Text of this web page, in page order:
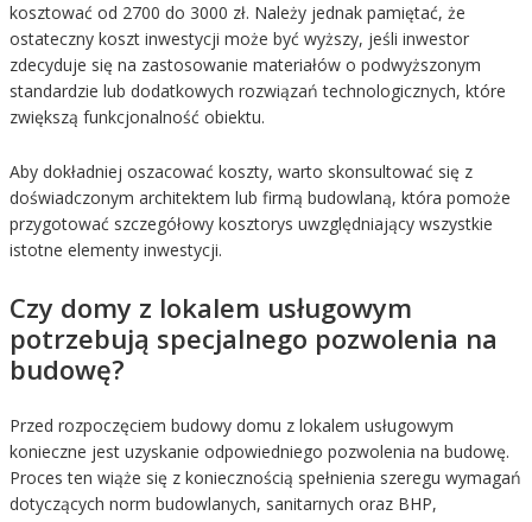
kosztować od 2700 do 3000 zł. Należy jednak pamiętać, że
ostateczny koszt inwestycji może być wyższy, jeśli inwestor
zdecyduje się na zastosowanie materiałów o podwyższonym
standardzie lub dodatkowych rozwiązań technologicznych, które
zwiększą funkcjonalność obiektu.
Aby dokładniej oszacować koszty, warto skonsultować się z
doświadczonym architektem lub firmą budowlaną, która pomoże
przygotować szczegółowy kosztorys uwzględniający wszystkie
istotne elementy inwestycji.
Czy domy z lokalem usługowym
potrzebują specjalnego pozwolenia na
budowę?
Przed rozpoczęciem budowy domu z lokalem usługowym
konieczne jest uzyskanie odpowiedniego pozwolenia na budowę.
Proces ten wiąże się z koniecznością spełnienia szeregu wymagań
dotyczących norm budowlanych, sanitarnych oraz BHP,